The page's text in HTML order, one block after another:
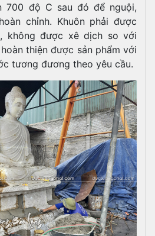
700 độ C sau đó để nguội,
chỉnh. Khuôn phải được
không được xê dịch so với
thiện được sản phẩm với
tương đương theo yêu cầu.